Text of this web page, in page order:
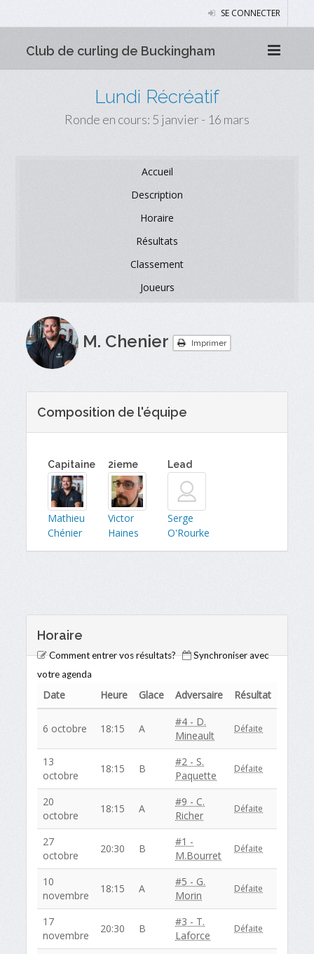
SE CONNECTER
Club de curling de Buckingham
Lundi Récréatif
Ronde en cours: 5 janvier - 16 mars
Accueil
Description
Horaire
Résultats
Classement
Joueurs
M. Chenier Imprimer
Composition de l'équipe
Capitaine
Mathieu
Chénier
2ieme
Victor
Haines
Lead
Serge
O'Rourke
Horaire
Comment entrer vos résultats?
Synchroniser avec
votre agenda
Date Heure Glace Adversaire Résultat
6 octobre 18:15 A
#4 - D.
Mineault
Défaite
13
octobre
18:15 B
#2 - S.
Paquette
Défaite
20
octobre
18:15 A
#9 - C.
Richer
Défaite
27
octobre
20:30 B
#1 -
M.Bourret
Défaite
10
novembre
18:15 A
#5 - G.
Morin
Défaite
17
novembre
20:30 B
#3 - T.
Laforce
Défaite